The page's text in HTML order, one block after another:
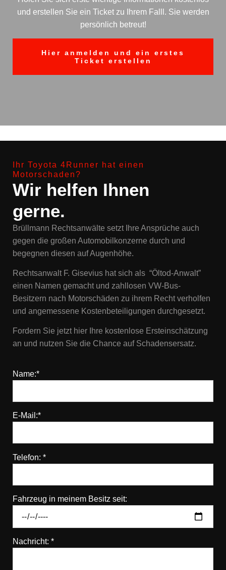
und erstellen Sie ein Ticket zu Ihrem Falll. Sie werden
persönlich betreut!
Hier anmelden und ein erstes
Ticket erstellen
Ihr Toyota 4Runner hat einen
Motorschaden?
Wir helfen Ihnen
gerne.
Brüllmann Rechtsanwälte setzt Ihre Ansprüche auch
gegen die großen Automobilkonzerne durch und
begegnen diesen auf Augenhöhe.
Rechtsanwalt F. Gisevius hat sich als “Öltod-Anwalt”
einen Namen gemacht und zahllosen VW-Bus-
Besitzern nach Motorschäden zu ihrem Recht verholfen
und angemessene Kostenbeteiligungen durchgesetzt.
Fordern Sie jetzt hier Ihre kostenlose Ersteinschätzung
an und nutzen Sie die Chance auf Schadensersatz.
Name:*
E-Mail:*
Telefon: *
Fahrzeug in meinem Besitz seit:
Nachricht: *